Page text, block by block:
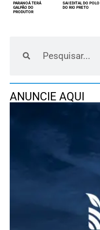
PARANOÁ TERÁ
GALPÃO DO
PRODUTOR
SAI EDITAL DO POLO
DO RIO PRETO
ANUNCIE AQUI